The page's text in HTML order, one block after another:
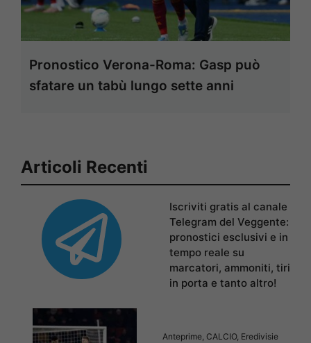
Pronostico Verona-Roma: Gasp può
sfatare un tabù lungo sette anni
Articoli Recenti
Iscriviti gratis al canale
Telegram del Veggente:
pronostici esclusivi e in
tempo reale su
marcatori, ammoniti, tiri
in porta e tanto altro!
Anteprime, CALCIO, Eredivisie